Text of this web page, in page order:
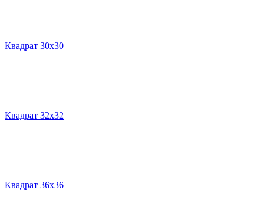
Квадрат 30х30
Квадрат 32х32
Квадрат 36х36